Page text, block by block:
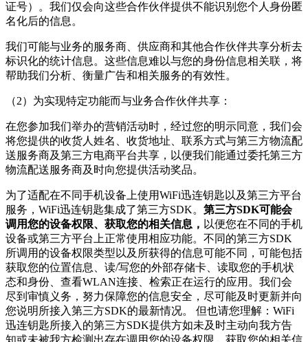
证号）。我们仅会向这些合作伙伴提供不能识别您个人身份匿
名化后的信息。
我们可能与业务的服务商、供应商和其他合作伙伴共享分析去
标识化的统计信息。这些信息难以与您的身份信息相关联，将
帮助我们分析、衡量广告和相关服务的有效性。
（2）为实现特定功能而与业务合作伙伴共享：
在您参加我们举办的营销活动时，经过您的明示同意，我们会
将您提供的收货人姓名、收货地址、联系方式与第三方物流配
送服务商及第三方电商平台共享，以便我们能通过委托第三方
物流配送服务商及时向您提供活动奖品。
为了适配在不同手机设备上使用WiFi迅连钥匙 以及第三方平台
服务， WiFi迅连钥匙集成了第三方SDK。 第三方SDK可能会
调用您的设备权限、获取您的相关信息， 以便您在不同的手机
设备或第三方平台上正常使用相应功能。不同的第三方SDK
所调用的设备权限类型以及所获得的信息可能不同，可能包括
获取您的位置信息、读/写您的外部存储卡、读取您的手机状
态和身份、查看WLAN连接、检索正在运行的应用。我们会
尽到审慎义务，努力保障您的信息安全，尽可能及时更新并向
您说明所接入第三方SDK的最新情况。 但也请您理解： WiFi
迅连钥匙所接入的第三方SDK提供方如未及时主动向我方告